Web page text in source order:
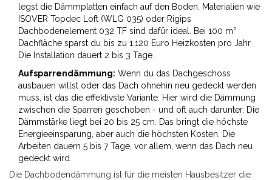
legst die Dämmplatten einfach auf den Boden. Materialien wie
ISOVER Topdec Loft (WLG 035) oder Rigips
Dachbodenelement 032 TF sind dafür ideal. Bei 100 m²
Dachfläche sparst du bis zu 1.120 Euro Heizkosten pro Jahr.
Die Installation dauert 2 bis 3 Tage.
Aufsparrendämmung: Wenn du das Dachgeschoss
ausbauen willst oder das Dach ohnehin neu gedeckt werden
muss, ist das die effektivste Variante. Hier wird die Dämmung
zwischen die Sparren geschoben - und oft auch darunter. Die
Dämmstärke liegt bei 20 bis 25 cm. Das bringt die höchste
Energieeinsparung, aber auch die höchsten Kosten. Die
Arbeiten dauern 5 bis 7 Tage, vor allem, wenn das Dach neu
gedeckt wird.
Die Dachbodendämmung ist für die meisten Hausbesitzer die